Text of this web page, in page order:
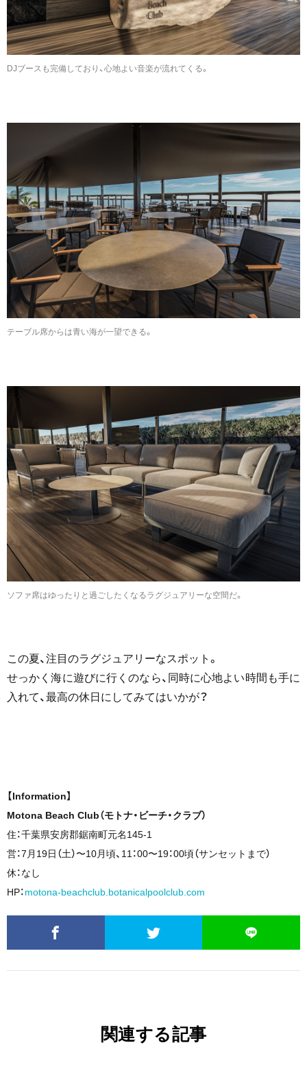
DJブースも完備しており、心地よい音楽が流れてくる。
テーブル席からは青い海が一望できる。
ソファ席はゆったりと過ごしたくなるラグジュアリーな空間だ。
この夏、注目のラグジュアリーなスポット。
せっかく海に遊びに行くのなら、同時に心地よい時間も手に
入れて、最高の休日にしてみてはいかが？
【Information】
Motona Beach Club（モトナ・ビーチ・クラブ）
住：千葉県安房郡鋸南町元名145-1
営：7⽉19⽇（⼟）〜10⽉頃、11：00〜19：00頃（サンセットまで）
休：なし
HP：motona-beachclub.botanicalpoolclub.com
関連する記事